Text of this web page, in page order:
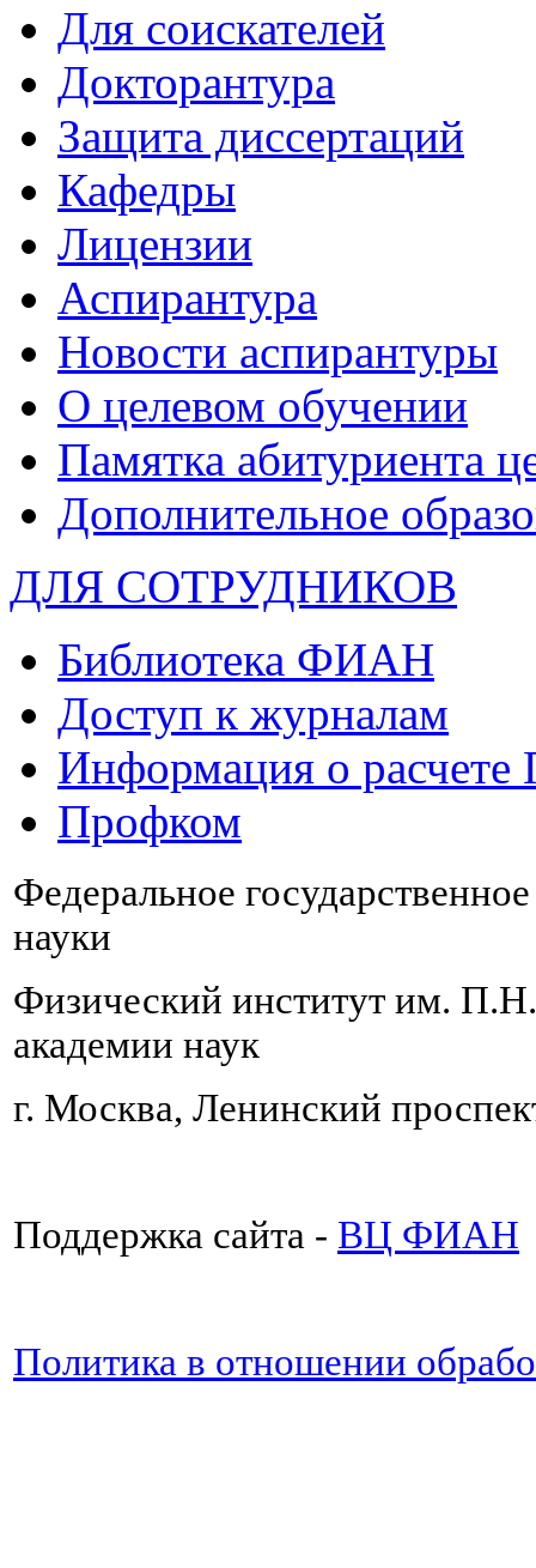
Для соискателей
Докторантура
Защита диссертаций
Кафедры
Лицензии
Аспирантура
Новости аспирантуры
О целевом обучении
Памятка абитуриента
Дополнительное
ДЛЯ СОТРУДНИКОВ
Библиотека ФИАН
Доступ к журналам
Информация о
Профком
Федеральное
науки
Физический институт им.
академии наук
г. Москва, Ленинский
Поддержка сайта - ВЦ ФИАН
Политика в отношении